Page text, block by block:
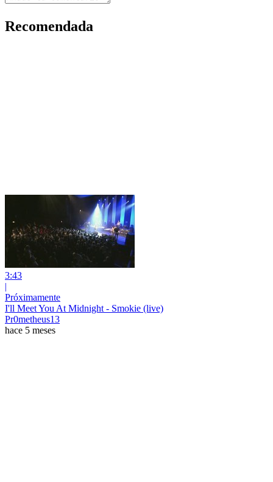
Recomendada
3:43
|
Próximamente
I'll Meet You At Midnight - Smokie (live)
Pr0metheus13
hace 5 meses